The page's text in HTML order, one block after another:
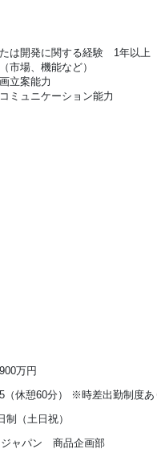
は開発に関する経験 1年以上
市場、機能など）
立案能力
ミュニケーション能力
万円
（休憩60分） ※時差出勤制度あ
制（土日祝）
ジャパン 商品企画部